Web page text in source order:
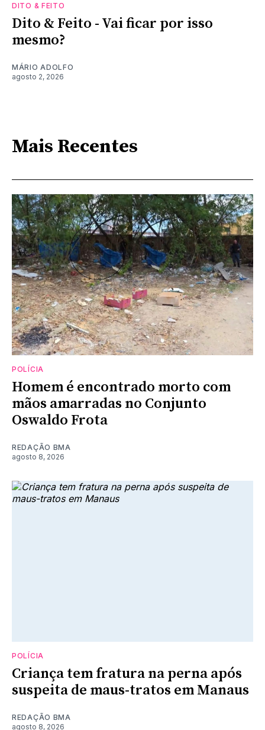
DITO & FEITO
Dito & Feito - Vai ficar por isso
mesmo?
MÁRIO ADOLFO
agosto 2, 2026
Mais Recentes
POLÍCIA
Homem é encontrado morto com
mãos amarradas no Conjunto
Oswaldo Frota
REDAÇÃO BMA
agosto 8, 2026
POLÍCIA
Criança tem fratura na perna após
suspeita de maus-tratos em Manaus
REDAÇÃO BMA
agosto 8, 2026